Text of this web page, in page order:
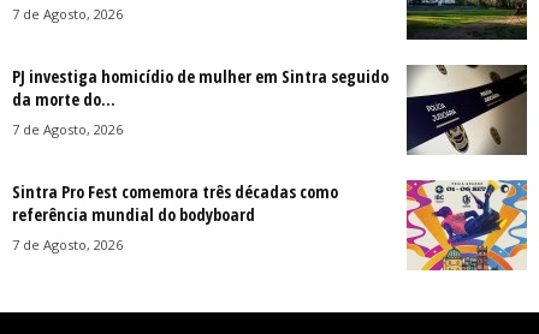
7 de Agosto, 2026
PJ investiga homicídio de mulher em Sintra seguido
da morte do...
7 de Agosto, 2026
Sintra Pro Fest comemora três décadas como
referência mundial do bodyboard
7 de Agosto, 2026